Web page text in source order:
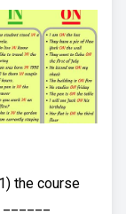
the course